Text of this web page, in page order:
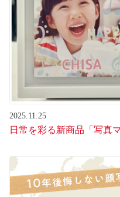
2025.11.25
日常を彩る新商品「写真